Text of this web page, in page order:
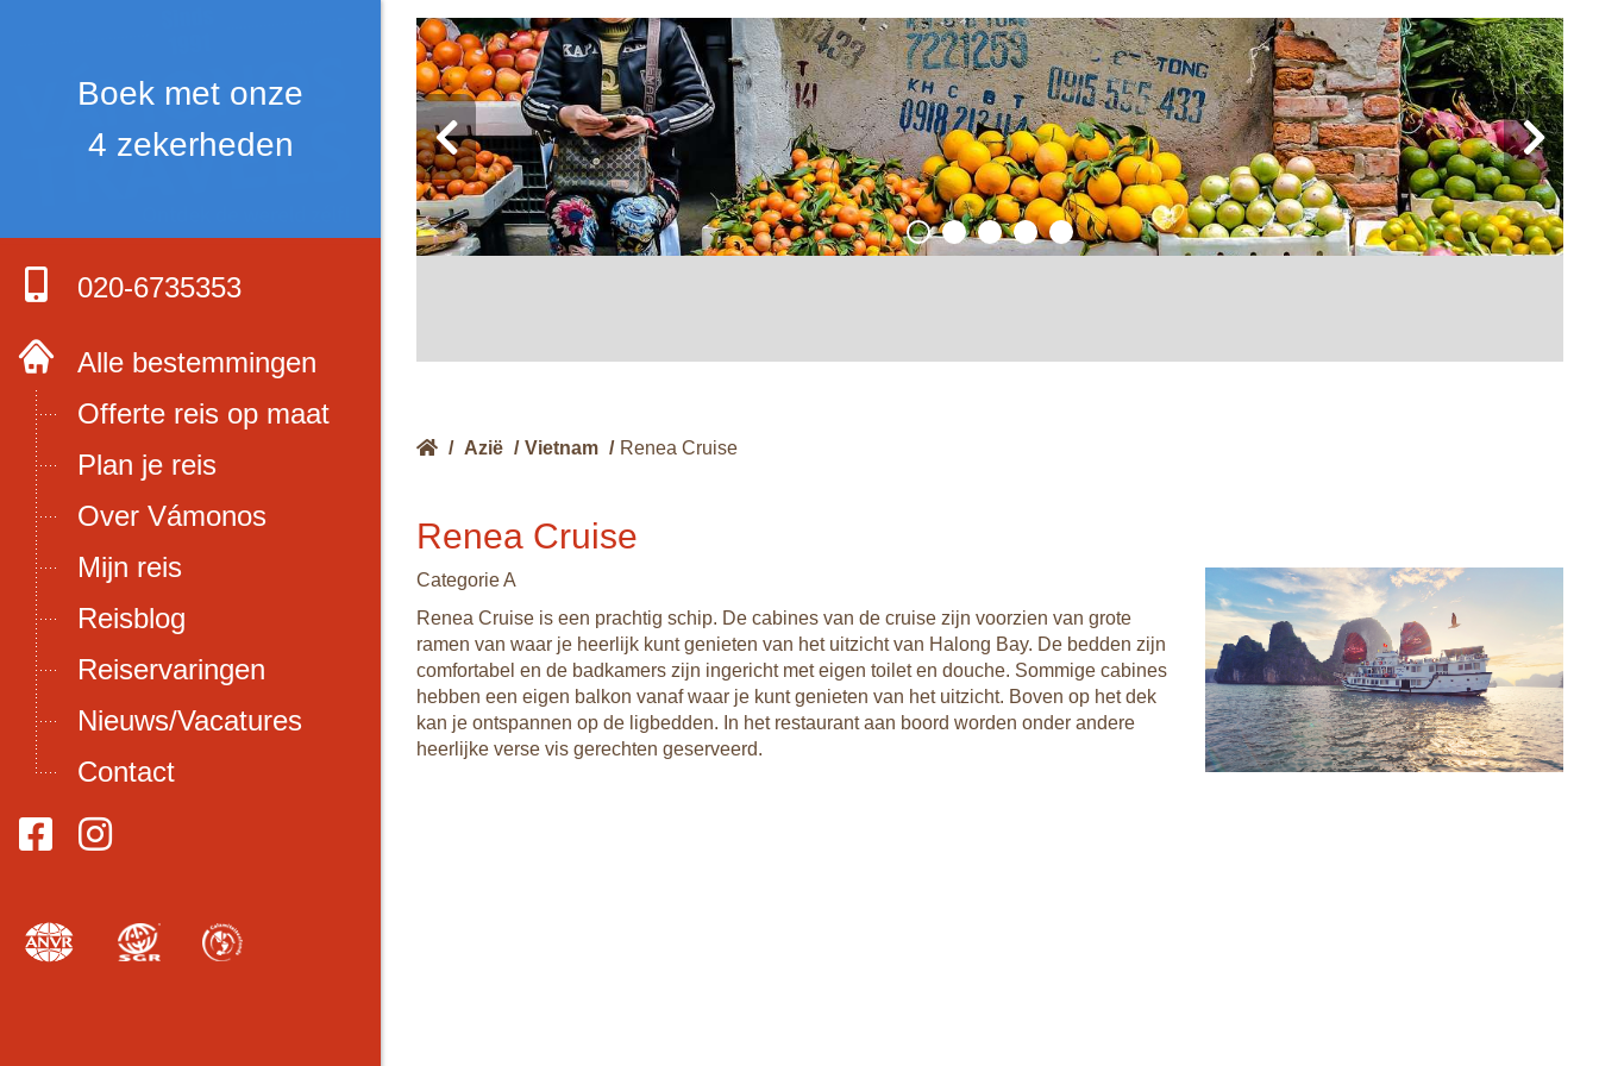
Boek met onze
4 zekerheden
020-6735353
Alle bestemmingen
Offerte reis op maat
Plan je reis
Over Vámonos
Mijn reis
Reisblog
Reiservaringen
Nieuws/Vacatures
Contact
/ Azië / Vietnam / Renea Cruise
Renea Cruise
Categorie A
Renea Cruise is een prachtig schip. De cabines van de cruise zijn voorzien van grote
ramen van waar je heerlijk kunt genieten van het uitzicht van Halong Bay. De bedden zijn
comfortabel en de badkamers zijn ingericht met eigen toilet en douche. Sommige cabines
hebben een eigen balkon vanaf waar je kunt genieten van het uitzicht. Boven op het dek
kan je ontspannen op de ligbedden. In het restaurant aan boord worden onder andere
heerlijke verse vis gerechten geserveerd.